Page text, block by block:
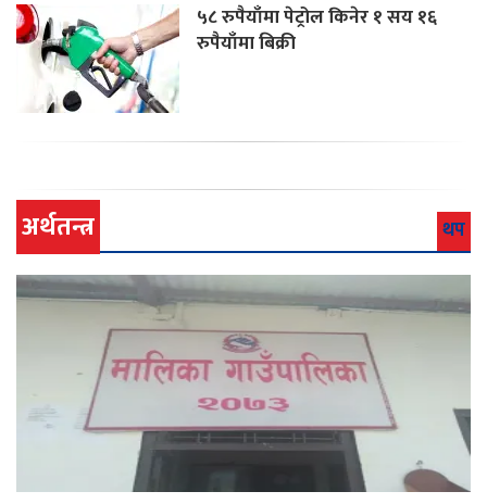
५८ रुपैयाँमा पेट्रोल किनेर १ सय १६
रुपैयाँमा बिक्री
अर्थतन्त्र थप